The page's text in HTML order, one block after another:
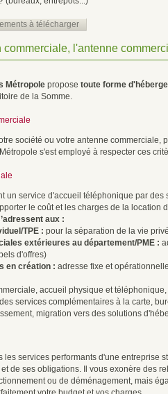
à télécharger
commerciale, l'antenne
Métropole propose toute forme
de la Somme.
société ou votre antenne
s'est employé à respecter ces
un service d'accueil téléphonique par
le coût et les charges de la location
aux :
TPE : pour la séparation de la vie
extérieures au département/PME :
d'offres)
en création : adresse fixe et
accueil physique et
des services complémentaires à la carte,
migration vers des solutions
les services performants d'une entreprise
de ses obligations. Il vous exonère des
ou de déménagement, mais